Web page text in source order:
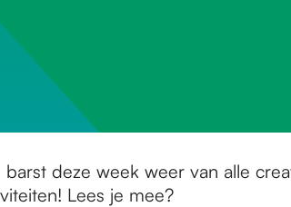
barst deze week weer van alle
Lees je mee?